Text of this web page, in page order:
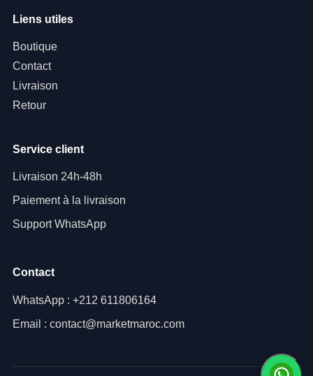
Liens utiles
Boutique
Contact
Livraison
Retour
Service client
Livraison 24h-48h
Paiement à la livraison
Support WhatsApp
Contact
WhatsApp : +212 611806164
Email : contact@marketmaroc.com